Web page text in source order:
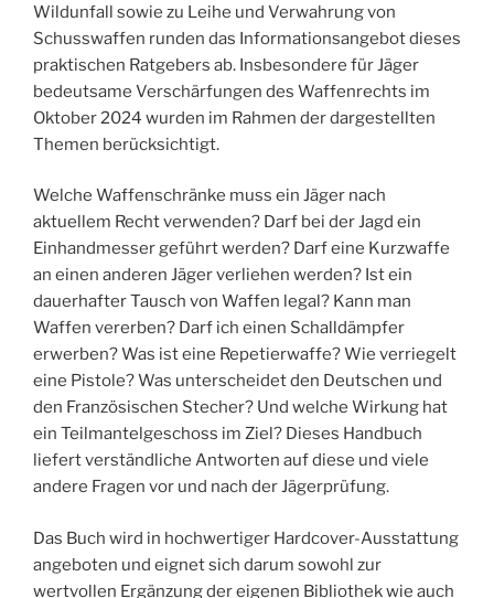
Wildunfall sowie zu Leihe und Verwahrung von
Schusswaffen runden das Informationsangebot dieses
praktischen Ratgebers ab. Insbesondere für Jäger
bedeutsame Verschärfungen des Waffenrechts im
Oktober 2024 wurden im Rahmen der dargestellten
Themen berücksichtigt.
Welche Waffenschränke muss ein Jäger nach
aktuellem Recht verwenden? Darf bei der Jagd ein
Einhandmesser geführt werden? Darf eine Kurzwaffe
an einen anderen Jäger verliehen werden? Ist ein
dauerhafter Tausch von Waffen legal? Kann man
Waffen vererben? Darf ich einen Schalldämpfer
erwerben? Was ist eine Repetierwaffe? Wie verriegelt
eine Pistole? Was unterscheidet den Deutschen und
den Französischen Stecher? Und welche Wirkung hat
ein Teilmantelgeschoss im Ziel? Dieses Handbuch
liefert verständliche Antworten auf diese und viele
andere Fragen vor und nach der Jägerprüfung.
Das Buch wird in hochwertiger Hardcover-Ausstattung
angeboten und eignet sich darum sowohl zur
wertvollen Ergänzung der eigenen Bibliothek wie auch